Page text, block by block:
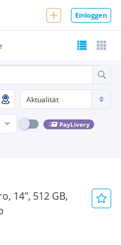
Einloggen
PayLivery
14", 512 GB,